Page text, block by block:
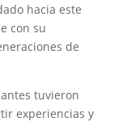
hacia este
con su
de
tuvieron
experiencias y